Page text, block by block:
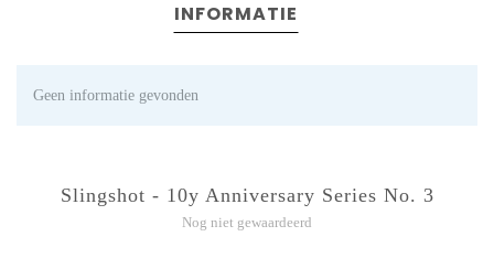
INFORMATIE
Geen informatie gevonden
Slingshot - 10y Anniversary Series No. 3
Nog niet gewaardeerd